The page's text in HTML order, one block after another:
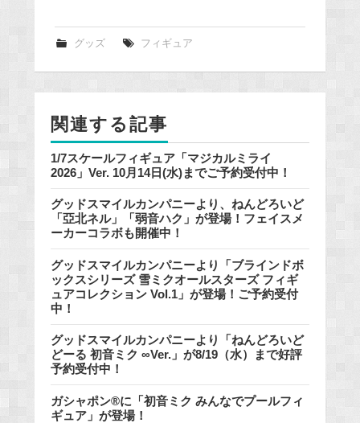
k
グッズ フィギュア
関連する記事
1/7スケールフィギュア「マジカルミライ
2026」Ver. 10月14日(水)までご予約受付中！
グッドスマイルカンパニーより、ねんどろいど
「亞北ネル」「弱音ハク」が登場！フェイスメ
ーカーコラボも開催中！
グッドスマイルカンパニーより「ブラインドボ
ックスシリーズ 雪ミクオールスターズ フィギ
ュアコレクション Vol.1」が登場！ご予約受付
中！
グッドスマイルカンパニーより「ねんどろいど
どーる 初音ミク ∞Ver.」が8/19（水）まで好評
予約受付中！
ガシャポン®に「初音ミク みんなでプールフィ
ギュア」が登場！